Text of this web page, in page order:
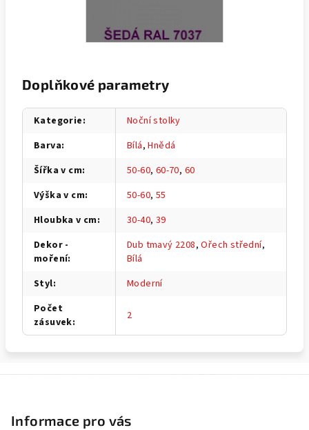
Doplňkové parametry
Kategorie:
Noční stolky
Barva: Bílá,Hnědá
Šířka v cm: 50-60, 60-70, 60
Výška v cm: 50-60, 55
Hloubka v cm: 30-40, 39
Dekor -
moření:
Dub tmavý 2208,Ořech střední,
Bílá
Styl:
Moderní
Počet
zásuvek: 2
Informace pro vás